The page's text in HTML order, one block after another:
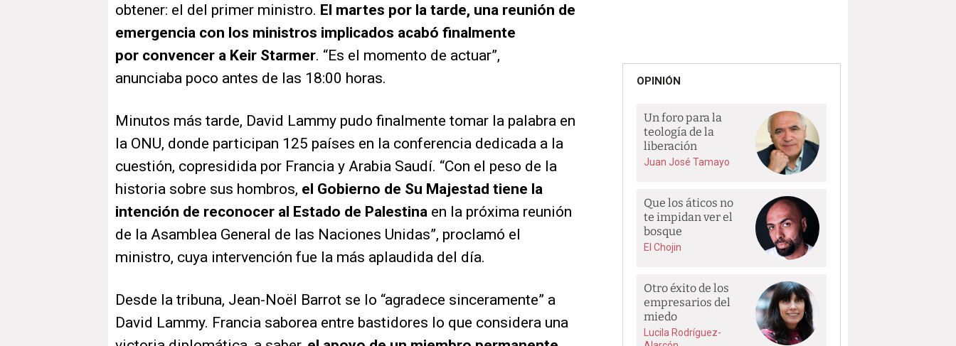
obtener: el del primer ministro. El martes por la tarde, una reunión de
emergencia con los ministros implicados acabó finalmente
por convencer a Keir Starmer. “Es el momento de actuar”,
anunciaba poco antes de las 18:00 horas.
Minutos más tarde, David Lammy pudo finalmente tomar la palabra en
la ONU, donde participan 125 países en la conferencia dedicada a la
cuestión, copresidida por Francia y Arabia Saudí. “Con el peso de la
historia sobre sus hombros, el Gobierno de Su Majestad tiene la
intención de reconocer al Estado de Palestina en la próxima reunión
de la Asamblea General de las Naciones Unidas”, proclamó el
ministro, cuya intervención fue la más aplaudida del día.
Desde la tribuna, Jean-Noël Barrot se lo “agradece sinceramente” a
David Lammy. Francia saborea entre bastidores lo que considera una
OPINIÓN
Un foro para la
teología de la
liberación
Juan José Tamayo
Que los áticos no
te impidan ver el
bosque
El Chojin
Otro éxito de los
empresarios del
miedo
Lucila Rodríguez-